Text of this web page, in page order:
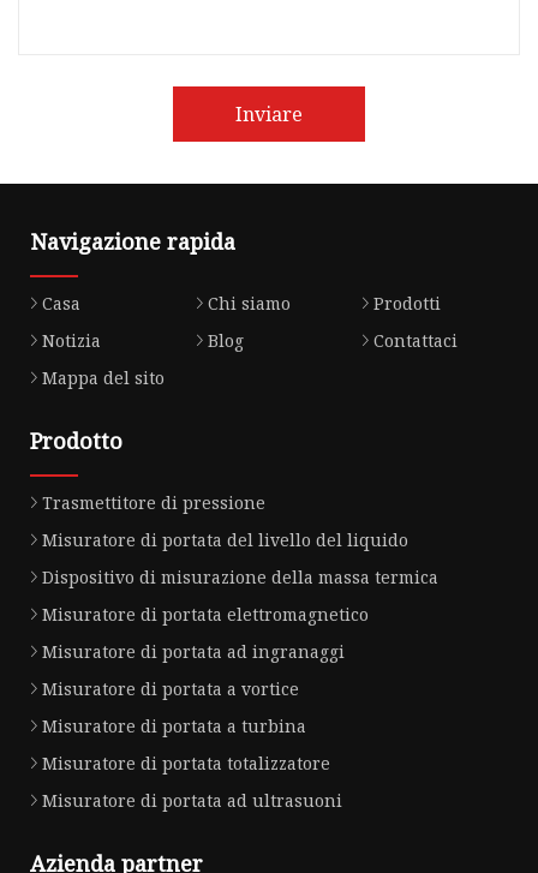
Inviare
Navigazione rapida
Casa Chi siamo
Prodotti
Notizia
Blog
Contattaci
Mappa del sito
Prodotto
Trasmettitore di pressione
Misuratore di portata del livello del liquido
Dispositivo di misurazione della massa termica
Misuratore di portata elettromagnetico
Misuratore di portata ad ingranaggi
Misuratore di portata a vortice
Misuratore di portata a turbina
Misuratore di portata totalizzatore
Misuratore di portata ad ultrasuoni
Azienda partner